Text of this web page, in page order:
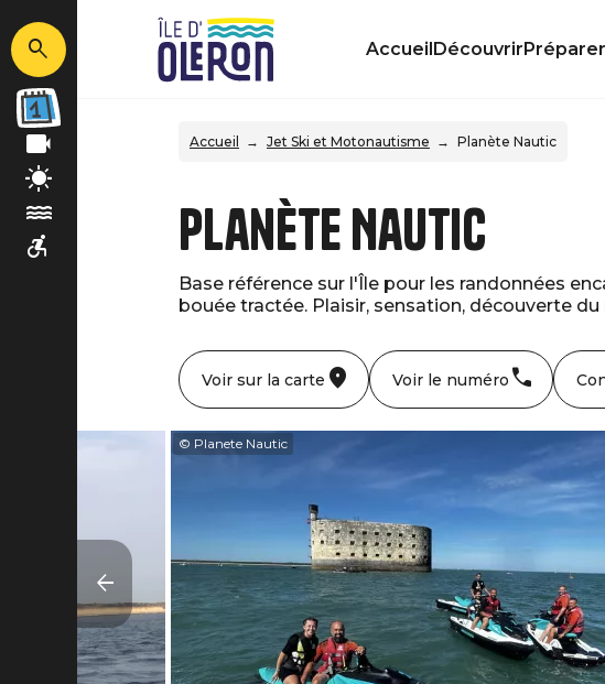
AccueilDécouvrir
Accueil Jet Ski et Motonautisme Planète Nautic
Planète Nautic
Base référence sur l'Île pour les randonnées
bouée tractée. Plaisir, sensation, découverte
Voir sur la carte Voir le numéro
© Planete Nautic